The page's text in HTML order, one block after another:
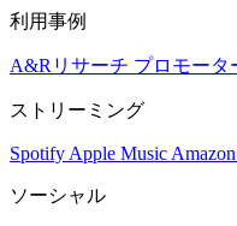
利用事例
A&Rリサーチ プロモータ
ストリーミング
Spotify Apple Music
ソーシャル